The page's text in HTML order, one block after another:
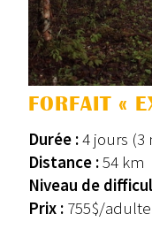
FORFAIT «
Durée :4 jours (3
Distance :54 km
Niveau de
Prix : 755$/